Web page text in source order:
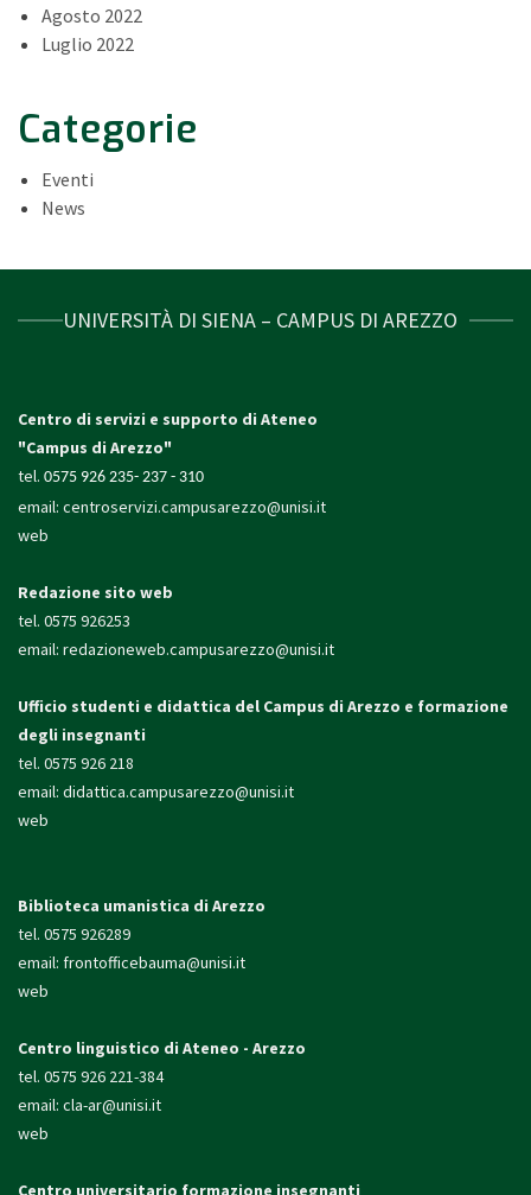
Agosto 2022
Luglio 2022
Categorie
Eventi
News
UNIVERSITÀ DI SIENA – CAMPUS DI AREZZO
Centro di servizi e supporto di Ateneo
"Campus di Arezzo"
tel. 0575 926 235- 237 - 310
email: centroservizi.campusarezzo@unisi.it
web
Redazione sito web
tel. 0575 926253
email: redazioneweb.campusarezzo@unisi.it
Ufficio studenti e didattica del Campus di Arezzo e formazione
degli insegnanti
tel. 0575 926 218
email: didattica.campusarezzo@unisi.it
web
Biblioteca umanistica di Arezzo
tel. 0575 926289
email: frontofficebauma@unisi.it
web
Centro linguistico di Ateneo - Arezzo
tel. 0575 926 221-384
email: cla-ar@unisi.it
web
Centro universitario formazione insegnanti